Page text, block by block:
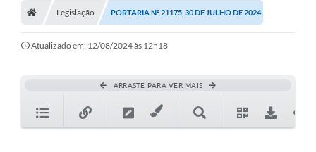
Legislação PORTARIA Nº 21175, 30 DE JULHO DE 2024
Atualizado em: 12/08/2024 às 12h18
ARRASTE PARA VER MAIS